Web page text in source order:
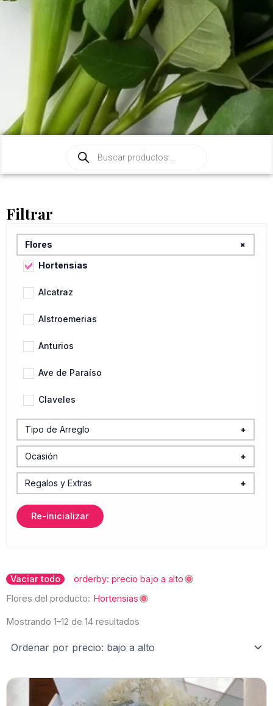
productos
Filtrar
Flores +
Hortensias
Alcatraz
Alstroemerias
Anturios
Ave de Paraíso
Claveles
Flores Variadas
Gerberas
Girasoles
Iris
Nube (Baby breath)
Tipo de Arreglo
+
Arreglo para Carro
Bouquet
Caja
Canasta
Jarrón
Ocasión
+
Baby Shower y Maternidad
Boda y XV Años
Caballeros
Funeral
Regalos y Extras
+
Accesorios y Regalos
Canastas Gourmet
Globos
Vinos y Bebidas
Re-inicializar
Vaciar todo
orderby: precio bajo a alto
Flores del producto: Hortensias
Mostrando 1–12 de 14 resultados
por
precio:
bajo
a